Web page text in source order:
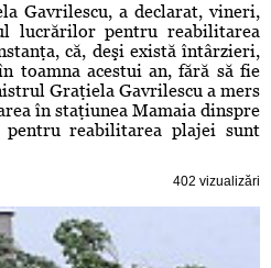
Gavrilescu, a declarat, vineri,
lucrărilor pentru reabilitarea
că, deşi există întârzieri,
toamna acestui an, fără să fie
Graţiela Gavrilescu a mers
în staţiunea Mamaia dinspre
pentru reabilitarea plajei sunt
402 vizualizări